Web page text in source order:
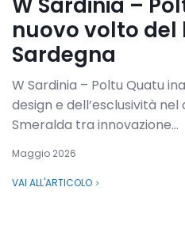
nuovo volto del
Sardegna
W Sardinia – Poltu Quatu
design e dell’esclusività
Smeralda tra innovazione...
Maggio 2026
VAI ALL'ARTICOLO